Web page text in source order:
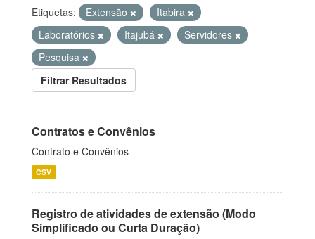
Etiquetas:
Extensão
Itabira
Laboratórios
Itajubá
Servidores
Pesquisa
Filtrar Resultados
Contratos e Convênios
Contrato e Convênios
CSV
Registro de atividades de extensão (Modo
Simplificado ou Curta Duração)